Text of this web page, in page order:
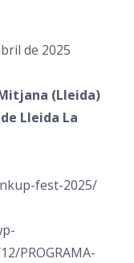
de 2025
(Lleida)
Lleida La
fest-2025/
PROGRAMA-